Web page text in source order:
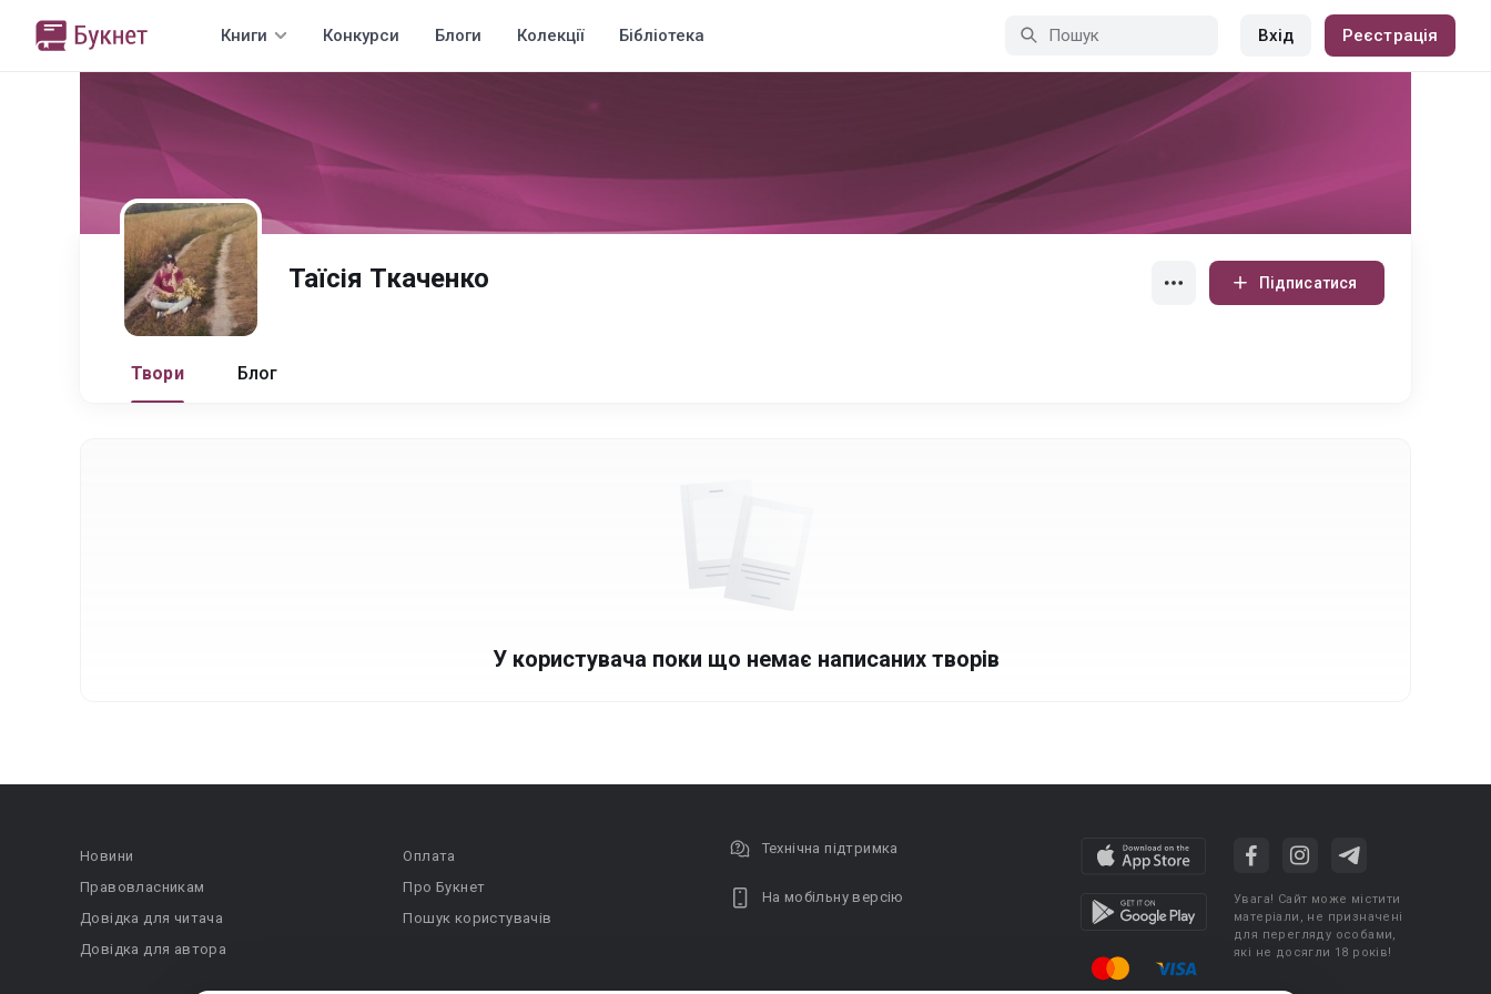
Книги Конкурси Блоги Колекції Бібліотека Вхід Реєстрація
Таїсія Ткаченко Підписатися
Твори Блог
У користувача поки що немає написаних творів
Новини
Правовласникам
Довідка для читача
Довідка для автора
Оплата
Про Букнет
Пошук користувачів
Технічна підтримка
На мобільну версію
Увага! Сайт може містити
матеріали, не призначені
для перегляду особами,
які не досягли 18 років!